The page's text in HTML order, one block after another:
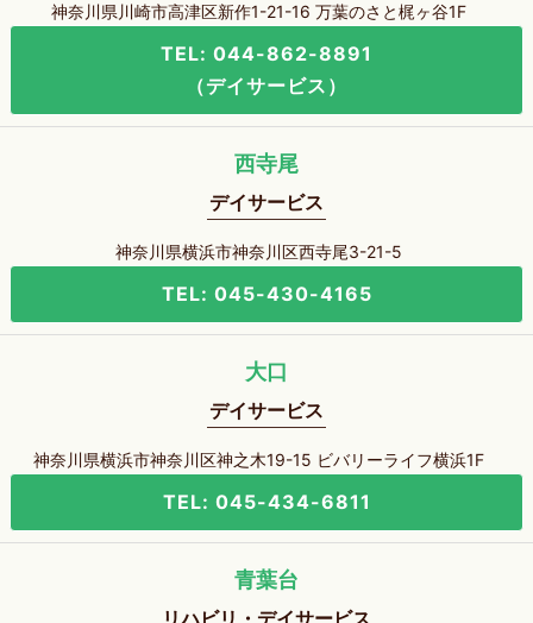
神奈川県川崎市高津区新作1-21-16 万葉のさと梶ヶ谷1F
TEL: 044-862-8891
（デイサービス）
西寺尾
デイサービス
神奈川県横浜市神奈川区西寺尾3-21-5
TEL: 045-430-4165
大口
デイサービス
神奈川県横浜市神奈川区神之木19-15 ビバリーライフ横浜1F
TEL: 045-434-6811
青葉台